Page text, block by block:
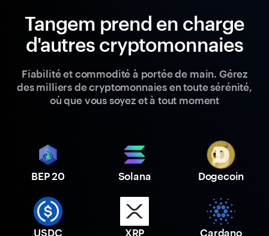
Tangem prend en charge
d'autres cryptomonnaies
Fiabilité et commodité à portée de main. Gérez
des milliers de cryptomonnaies en toute sérénité,
où que vous soyez et à tout moment
BEP 20 Solana Dogecoin
USDC XRP Cardano